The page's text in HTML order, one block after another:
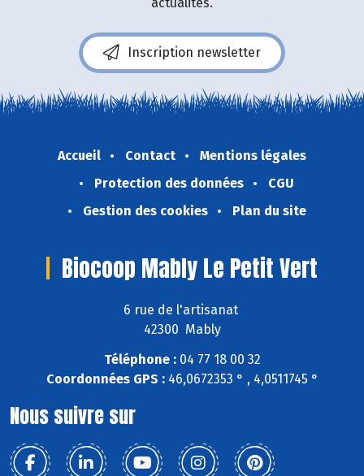
Inscription newsletter
Accueil Contact
Mentions légales
Protection des données
CGU
Gestion des cookies
Plan du site
Biocoop Mably Le Petit Vert
6 rue de l'artisanat
42300 Mably
Téléphone :04 77 18 00 32
Coordonnées GPS :46,0672353 ° , 4,0511745 °
Nous suivre sur